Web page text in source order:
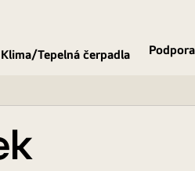
Klima/Tepelná čerpadla Podpora